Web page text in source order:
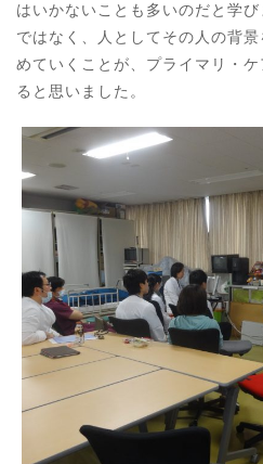
はいかないことも多いのだと学
ではなく、人としてその人の背
めていくことが、プライマリ・
ると思いました。